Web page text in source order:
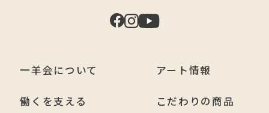
一羊会について
働くを支える
アート情報
こだわりの商品